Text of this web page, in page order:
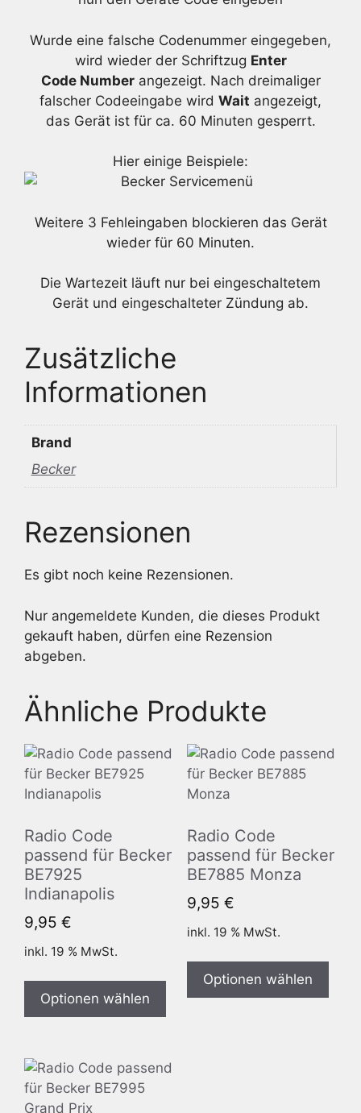
Wurde eine falsche Codenummer eingegeben,
wird wieder der Schriftzug Enter
Code Numberangezeigt. Nach dreimaliger
falscher Codeeingabe wird Wait angezeigt,
das Gerät ist für ca. 60 Minuten gesperrt.
Hier einige Beispiele:
Weitere 3 Fehleingaben blockieren das Gerät
wieder für 60 Minuten.
Die Wartezeit läuft nur bei eingeschaltetem
Gerät und eingeschalteter Zündung ab.
Zusätzliche
Informationen
Brand
Becker
Rezensionen
Es gibt noch keine Rezensionen.
Nur angemeldete Kunden, die dieses Produkt
gekauft haben, dürfen eine Rezension
abgeben.
Ähnliche Produkte
Radio Code
passend für Becker
BE7925
Indianapolis
9,95 €
inkl. 19 % MwSt.
Optionen wählen
Radio Code
passend für Becker
BE7885 Monza
9,95 €
inkl. 19 % MwSt.
Optionen wählen